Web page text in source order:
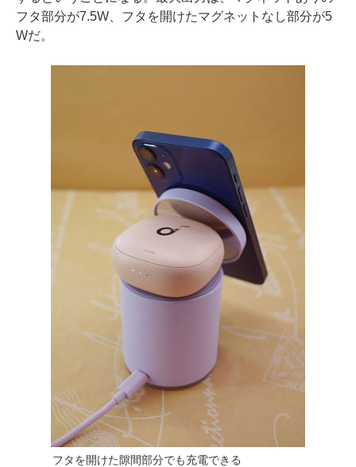
フタ部分が7.5W、フタを開けたマグネットなし部分が5
Wだ。
フタを開けた隙間部分でも充電できる